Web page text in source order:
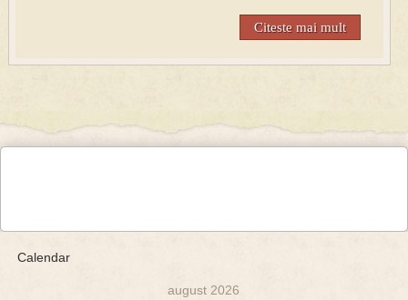
Citeste mai mult
Calendar
august 2026